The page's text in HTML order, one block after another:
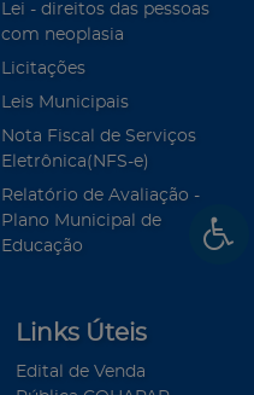
Lei - direitos das pessoas
com neoplasia
Licitações
Leis Municipais
Nota Fiscal de Serviços
Eletrônica(NFS-e)
Relatório de Avaliação -
Plano Municipal de
Educação
Links Úteis
Edital de Venda